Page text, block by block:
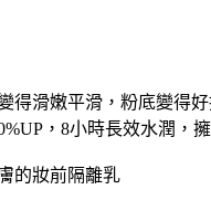
得滑嫩平滑，粉底變得
，8小時長效水潤，
的妝前隔離乳